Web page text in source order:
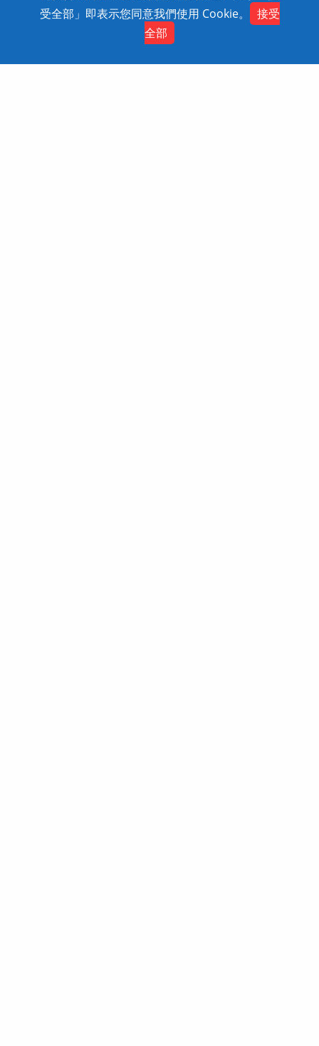
Copyright © 2020 SolidWizard Technology
Co.,Ltd. All Rights Reserved. Dtell
網頁設計
Contact
受全部」即表示您同意我們使用 Cookie。
接受
全部